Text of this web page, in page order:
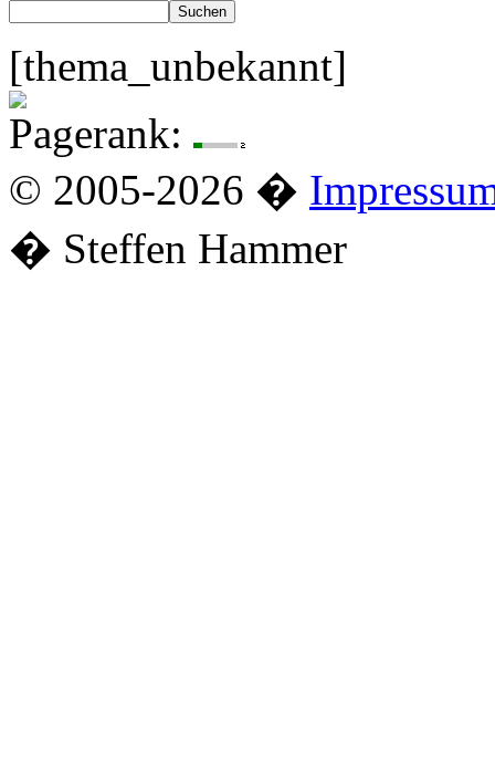
[thema_unbekannt]
Pagerank:
© 2005-2026 �
� Steffen Hammer